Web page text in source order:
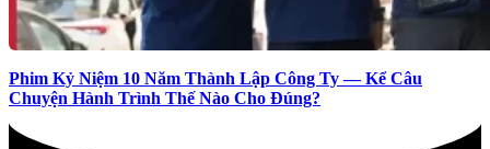
Phim Kỷ Niệm 10 Năm Thành Lập Công Ty — Kể Câu
Chuyện Hành Trình Thế Nào Cho Đúng?